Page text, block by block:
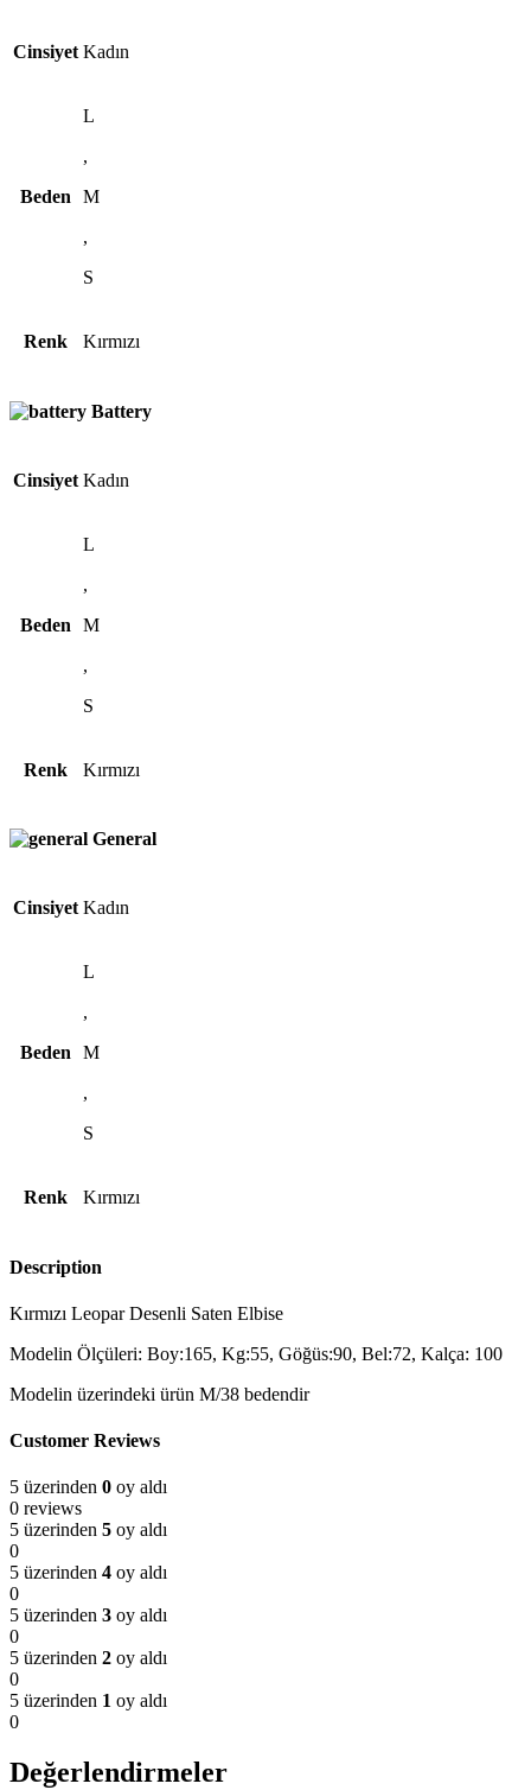
Cinsiyet Kadın
Beden
L
,
M
,
S
Renk Kırmızı
Battery
Cinsiyet Kadın
Beden
L
,
M
,
S
Renk Kırmızı
General
Cinsiyet Kadın
Beden
L
,
M
,
S
Renk Kırmızı
Description
Kırmızı Leopar Desenli Saten Elbise
Modelin Ölçüleri: Boy:165, Kg:55, Göğüs:90, Bel:72, Kalça: 100
Modelin üzerindeki ürün M/38 bedendir
Customer Reviews
5 üzerinden 0 oy aldı
0 reviews
5 üzerinden 5 oy aldı
0
5 üzerinden 4 oy aldı
0
5 üzerinden 3 oy aldı
0
5 üzerinden 2 oy aldı
0
5 üzerinden 1 oy aldı
0
Değerlendirmeler